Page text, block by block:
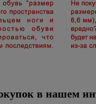
в нашем